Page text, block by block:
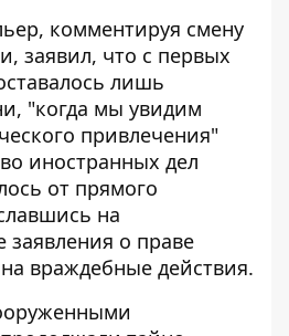
комментируя смену
заявил, что с первых
лишь
"когда мы увидим
привлечения"
иностранных дел
от прямого
на
заявления о праве
враждебные действия.